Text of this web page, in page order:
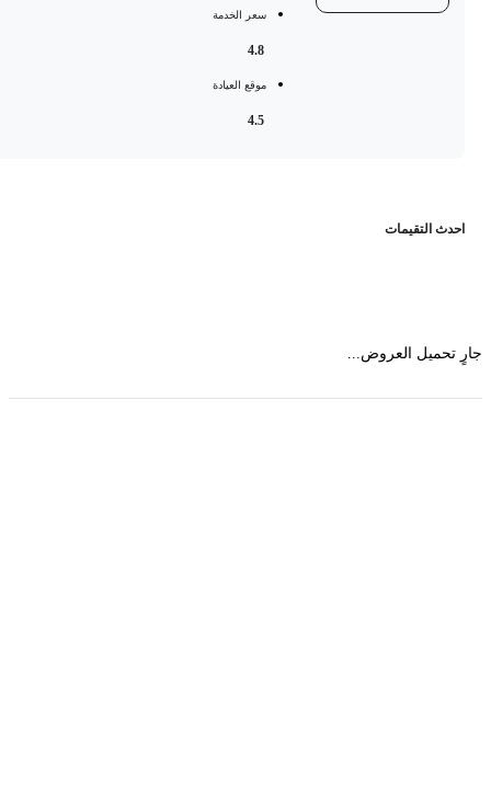
سعر الخدمة
موقع العيادة
التقيمات
تحميل العروض...